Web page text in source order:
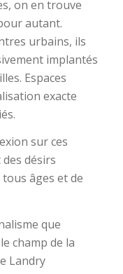
on en trouve
autant.
urbains, ils
implantés
Espaces
exacte
sur ces
désirs
âges et de
que
champ de la
Landry